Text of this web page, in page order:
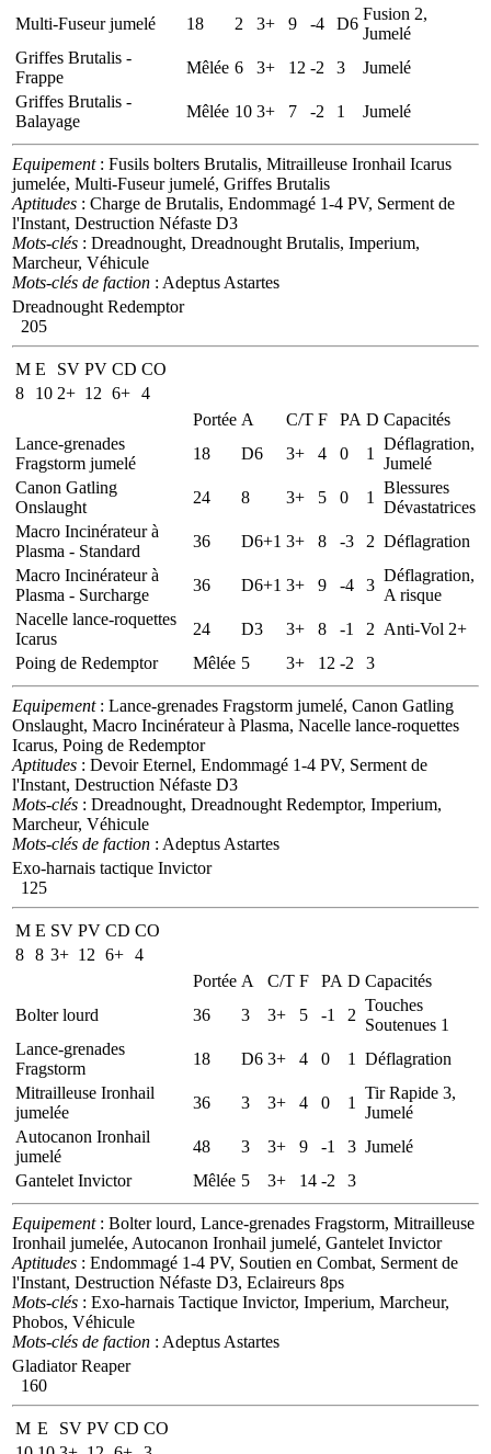
Multi-Fuseur jumelé
18 2 3+ 9 -4 D6
Fusion 2,
Jumelé
Griffes Brutalis -
Frappe
Mêlée 6 3+ 12 -2 3
Jumelé
Griffes Brutalis -
Balayage
Mêlée 10 3+ 7 -2 1 Jumelé
Equipement: Fusils bolters Brutalis, Mitrailleuse Ironhail Icarus
jumelée, Multi-Fuseur jumelé, Griffes Brutalis
Aptitudes : Charge de Brutalis, Endommagé 1-4 PV, Serment de
l'Instant, Destruction Néfaste D3
Mots-clés : Dreadnought, Dreadnought Brutalis, Imperium,
Marcheur, Véhicule
Mots-clés de faction : Adeptus Astartes
Dreadnought Redemptor
205
M E SV PV CD CO
8
10 2+ 12 6+ 4
Portée A C/T F PA D Capacités
Lance-grenades
Fragstorm jumelé
18 D6 3+ 4 0 1
Déflagration,
Jumelé
Canon Gatling
Onslaught
24 8 3+ 5 0 1
Blessures
Dévastatrices
Macro Incinérateur à
Plasma - Standard
36 D6+1 3+ 8 -3 2 Déflagration
Macro Incinérateur à
Plasma - Surcharge
36 D6+1 3+ 9 -4 3
Déflagration,
A risque
Nacelle lance-roquettes
Icarus
24 D3 3+ 8 -1 2 Anti-Vol 2+
Poing de Redemptor
Mêlée 5 3+ 12 -2 3
Equipement: Lance-grenades Fragstorm jumelé, Canon Gatling
Onslaught, Macro Incinérateur à Plasma, Nacelle lance-roquettes
Icarus, Poing de Redemptor
Aptitudes : Devoir Eternel, Endommagé 1-4 PV, Serment de
l'Instant, Destruction Néfaste D3
Mots-clés : Dreadnought, Dreadnought Redemptor, Imperium,
Marcheur, Véhicule
Mots-clés de faction : Adeptus Astartes
Exo-harnais tactique Invictor
125
M E SV PV CD CO
8 8 3+ 12 6+ 4
Portée A C/T F PA D Capacités
Bolter lourd
36 3 3+ 5 -1 2
Touches
Soutenues 1
Lance-grenades
Fragstorm
18 D6 3+ 4 0 1
Déflagration
Mitrailleuse Ironhail
jumelée
36 3 3+ 4 0 1
Tir Rapide 3,
Jumelé
Autocanon Ironhail
jumelé
48 3 3+ 9 -1 3 Jumelé
Gantelet Invictor
Mêlée 5 3+ 14 -2 3
Equipement: Bolter lourd, Lance-grenades Fragstorm, Mitrailleuse
Ironhail jumelée, Autocanon Ironhail jumelé, Gantelet Invictor
Aptitudes : Endommagé 1-4 PV, Soutien en Combat, Serment de
l'Instant, Destruction Néfaste D3, Eclaireurs 8ps
Mots-clés : Exo-harnais Tactique Invictor, Imperium, Marcheur,
Phobos, Véhicule
Mots-clés de faction : Adeptus Astartes
Gladiator Reaper
160
M E SV PV CD CO